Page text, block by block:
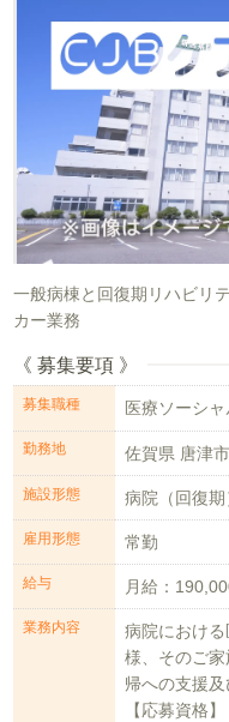
一般病棟と回復期リハビリ
カー業務
《 募集要項 》
募集職種 医療ソーシャ
勤務地 佐賀県 唐津市
施設形態 病院（回復期
雇用形態 常勤
給与 月給：
業務内容
病院におけ
様、そのご
帰への支援
【応募資格